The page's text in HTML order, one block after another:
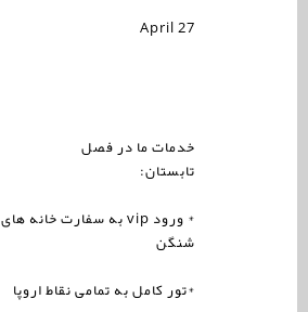
April 27
خدمات ما در فصل
تابستان:
* ورودvipبه سفارت خانه های
شنگن
*تور کامل به تمامی نقاط اروپا